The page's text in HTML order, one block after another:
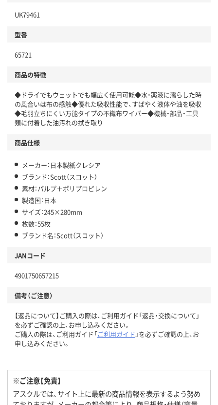
UK79461
型番
65721
商品の特徴
◆ドライでもウェットでも幅広く使用可能◆水・薬液に濡らした時
の風合いは布の感触◆優れた吸収性能で、すばやく液体や油を吸収
◆毛羽立ちにくい万能タイプの不織布ワイパー◆機械・部品・工具
類に付着した油汚れの拭き取り
商品仕様
メーカー：日本製紙クレシア
ブランド：Scott（スコット）
素材：パルプ＋ポリプロピレン
製造国：日本
サイズ：245×280mm
枚数：55枚
ブランド名：Scott（スコット）
JANコード
4901750657215
備考（ご注意）
【返品について】ご購入の際は、ご利用ガイド「返品・交換について」
を必ずご確認の上、お申し込みください。
ご購入の際は、ご利用ガイド「ご利用ガイド 」を必ずご確認の上、お
申し込みください。
※ご注意【免責】
アスクルでは、サイト上に最新の商品情報を表示するよう努め